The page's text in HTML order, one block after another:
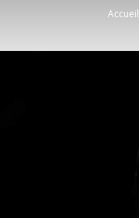
Accueil